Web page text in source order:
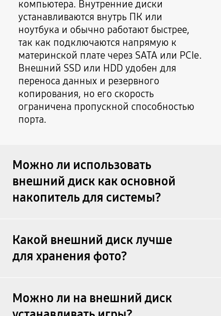
компьютера. Внутренние диски
устанавливаются внутрь ПК или
ноутбука и обычно работают быстрее,
так как подключаются напрямую к
материнской плате через SATA или PCIe.
Внешний SSD или HDD удобен для
переноса данных и резервного
копирования, но его скорость
ограничена пропускной способностью
порта.
Можно ли использовать
внешний диск как основной
накопитель для системы?
Какой внешний диск лучше
для хранения фото?
Можно ли на внешний диск